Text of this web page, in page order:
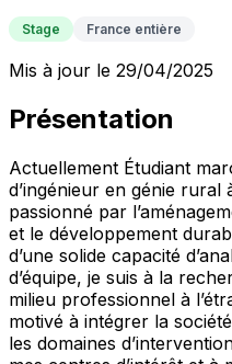
Stage France entière
Mis à jour le 29/04/2025
Présentation
Actuellement Étudiant
d’ingénieur en génie rural
passionné par
et le développement
d’une solide capacité
d’équipe, je suis à la
milieu professionnel à
motivé à intégrer la
les domaines